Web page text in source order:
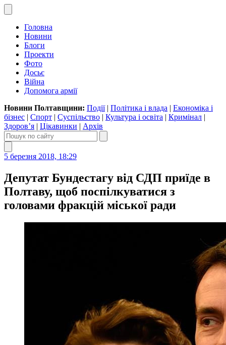
Головна
Новини
Блоги
Проекти
Фото
Досьє
Війна
Допомога армії
Новини Полтавщини: Події| Політика і влада | Економіка і
бізнес | Спорт | Суспільство | Культура і освіта | Кримінал |
Здоров’я | Цікавинки | Архів
5 березня 2018, 18:29
Депутат Бундестагу від СДП приїде в
Полтаву, щоб поспілкуватися з
головами фракцій міської ради